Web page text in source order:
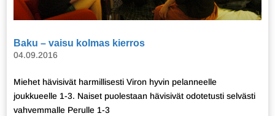
Baku – vaisu kolmas kierros
04.09.2016
Miehet hävisivät harmillisesti Viron hyvin pelanneelle
joukkueelle 1-3. Naiset puolestaan hävisivät odotetusti selvästi
vahvemmalle Perulle 1-3